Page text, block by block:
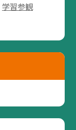
学習参観